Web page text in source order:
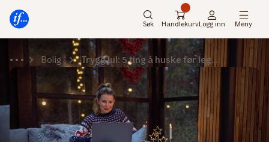
innhold
Søk HandlekurvLogg inn Meny
Bolig Trygg jul: 5 ting å huske før leggetid